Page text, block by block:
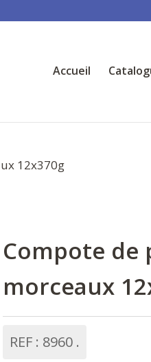
Accueil
12x370g
Compote de
morceaux
REF : 8960